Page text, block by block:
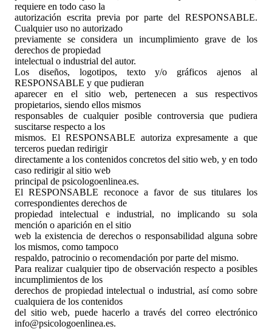
requiere en todo caso la
autorización escrita previa por parte del RESPONSABLE.
Cualquier uso no autorizado
previamente se considera un incumplimiento grave de los
derechos de propiedad
intelectual o industrial del autor.
Los diseños, logotipos, texto y/o gráficos ajenos al
RESPONSABLE y que pudieran
aparecer en el sitio web, pertenecen a sus respectivos
propietarios, siendo ellos mismos
responsables de cualquier posible controversia que pudiera
suscitarse respecto a los
mismos. El RESPONSABLE autoriza expresamente a que
terceros puedan redirigir
directamente a los contenidos concretos del sitio web, y en todo
caso redirigir al sitio web
principal de psicologoenlinea.es.
El RESPONSABLE reconoce a favor de sus titulares los
correspondientes derechos de
propiedad intelectual e industrial, no implicando su sola
mención o aparición en el sitio
web la existencia de derechos o responsabilidad alguna sobre
los mismos, como tampoco
respaldo, patrocinio o recomendación por parte del mismo.
Para realizar cualquier tipo de observación respecto a posibles
incumplimientos de los
derechos de propiedad intelectual o industrial, así como sobre
cualquiera de los contenidos
del sitio web, puede hacerlo a través del correo electrónico
info@psicologoenlinea.es.